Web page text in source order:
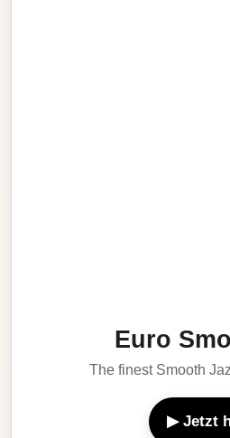
Euro
The finest Smooth
▶ Jetzt